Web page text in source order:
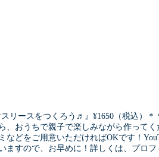
リースをつくろう♬』¥1650（税込
おうちで親子で楽しみながら作っ
どをご用意いただければOKです！
すので、お早めに！詳しくは、プロ